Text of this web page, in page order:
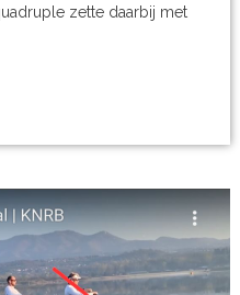
zette daarbij met